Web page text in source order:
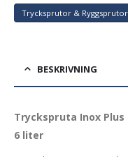
Trycksprutor & Ryggsprutor
BESKRIVNING
Tryckspruta Inox
6 liter